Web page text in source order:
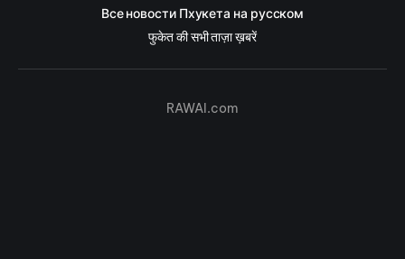
Все новости Пхукета на русском
फुकेत की सभी ताज़ा ख़बरें
RAWAI.com